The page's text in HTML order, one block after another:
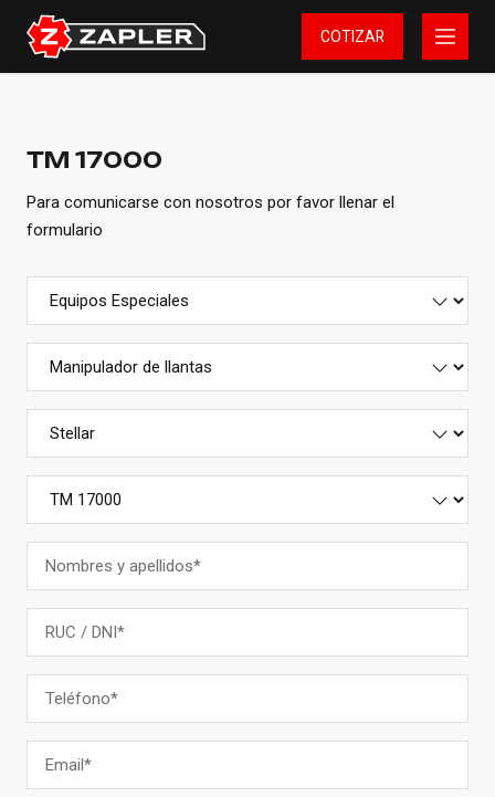
COTIZAR
TM 17000
Para comunicarse con nosotros por favor llenar el
formulario